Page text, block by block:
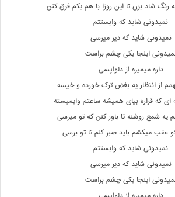
رنگ شاد بزن تا این روزا با هم یکم فرق کنن
نمیدونی شاید که وابستتم
نمیدونی شاید که دیر میرسی
اینجا یکی چشم براست
داره میمیره از دلواپسی
از انتظار یه بغض ترک خورده و خیسه
که قراره بیای همیشه ساعتم وایمیسته
یه شمع روشنه تا باور کنن که تو میرسی
عقب میکشم باید صبر کنم تا تو برسی
نمیدونی شاید که وابستتم
نمیدونی شاید که دیر میرسی
اینجا یکی چشم براست